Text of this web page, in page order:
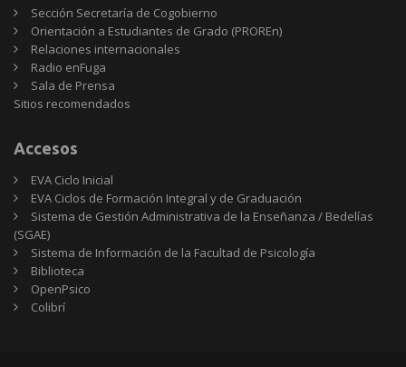
Sección Secretaría de Cogobierno
Orientación a Estudiantes de Grado (PROREn)
Relaciones internacionales
Radio enFuga
Sala de Prensa
Sitios
Sitios recomendados
Accesos
EVA Ciclo Inicial
EVA Ciclos de Formación Integral y de Graduación
Sistema de Gestión Administrativa de la Enseñanza / Bedelías
(SGAE)
Sistema de Información de la Facultad de Psicología
Biblioteca
OpenPsico
Colibrí